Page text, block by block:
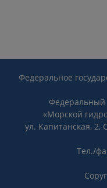
Федеральное
Федеральный
«Морской
ул. Капитанская, 2,
Тел./